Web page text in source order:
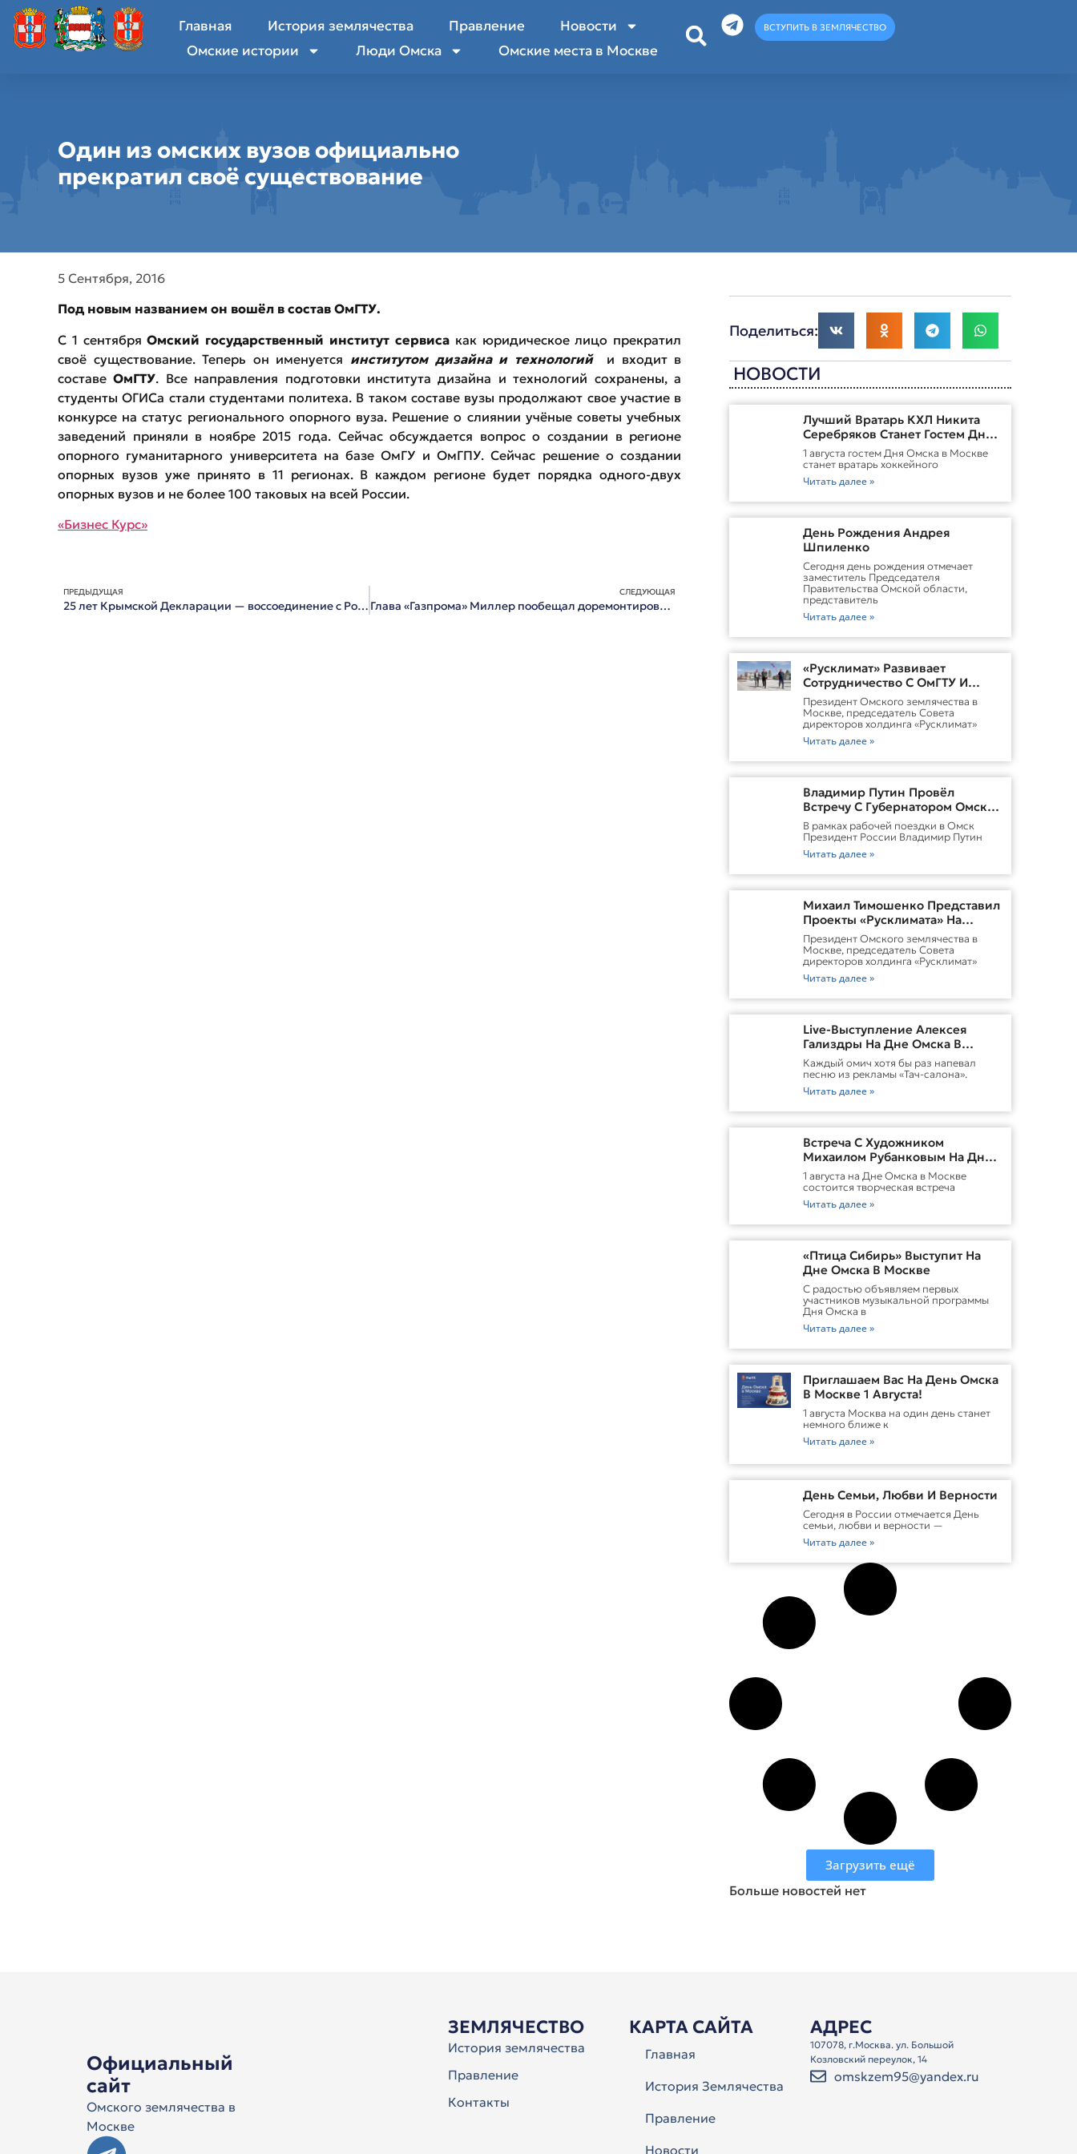
Главная История землячества Правление
Новости
Омские истории
Люди Омска Омские места в Москве
ВСТУПИТЬ В ЗЕМЛЯЧЕСТВО
Один из омских вузов официально
прекратил своё существование
5 Сентября, 2016
Под новым названием он вошёл в состав ОмГТУ.
С 1 сентябряОмский государственный институт сервисакак юридическое лицо прекратил
своё существование. Теперь он именуется институтом дизайна и технологийи входит в
составеОмГТУ. Все направления подготовки института дизайна и технологий сохранены, а
студенты ОГИСа стали студентами политеха. В таком составе вузы продолжают свое участие в
конкурсе на статус регионального опорного вуза. Решение о слиянии учёные советы учебных
заведений приняли в ноябре 2015 года. Сейчас обсуждается вопрос о создании в регионе
опорного гуманитарного университета на базе ОмГУ и ОмГПУ. Сейчас решение о создании
опорных вузов уже принято в 11 регионах. В каждом регионе будет порядка одного-двух
опорных вузов и не более 100 таковых на всей России.
«Бизнес Курс»
ПРЕДЫДУЩАЯ
25 лет Крымской Декларации — воссоединение с Россией началось в 1991 году
СЛЕДУЮЩАЯ
Глава «Газпрома» Миллер пообещал доремонтировать Любинский проспект до Ленинградского моста
Поделиться:
НОВОСТИ
Лучший Вратарь КХЛ Никита
Серебряков Станет Гостем Дня
Омска В Москве
1 августа гостем Дня Омска в Москве
станет вратарь хоккейного
Читать далее »
День Рождения Андрея
Шпиленко
Cегодня день рождения отмечает
заместитель Председателя
Правительства Омской области,
представитель
Читать далее »
«Русклимат» Развивает
Сотрудничество С ОмГТУ И
Участвует В Обновлении
Городской Среды Омска
Президент Омского землячества в
Москве, председатель Совета
директоров холдинга «Русклимат»
Читать далее »
Владимир Путин Провёл
Встречу С Губернатором Омской
Области Виталием
ХоценкоИсточник
В рамках рабочей поездки в Омск
Президент России Владимир Путин
Читать далее »
Михаил Тимошенко Представил
Проекты «Русклимата» На
Форуме России И Казахстана
Президент Омского землячества в
Москве, председатель Совета
директоров холдинга «Русклимат»
Читать далее »
Live-Выступление Алексея
Гализдры На Дне Омска В
Москве
Каждый омич хотя бы раз напевал
песню из рекламы «Тач-салона».
Читать далее »
Встреча С Художником
Михаилом Рубанковым На Дне
Омска В Москве
1 августа на Дне Омска в Москве
состоится творческая встреча
Читать далее »
«Птица Сибирь» Выступит На
Дне Омска В Москве
С радостью объявляем первых
участников музыкальной программы
Дня Омска в
Читать далее »
Приглашаем Вас На День Омска
В Москве 1 Августа!
1 августа Москва на один день станет
немного ближе к
Читать далее »
День Семьи, Любви И Верности
Сегодня в России отмечается День
семьи, любви и верности —
Читать далее »
Загрузить ещё
Больше новостей нет
Официальный
сайт
Омского землячества в
Москве
ЗЕМЛЯЧЕСТВО
История землячества
Правление
Контакты
КАРТА САЙТА
Главная
История Землячества
Правление
Новости
АДРЕС
107078, г.Москва. ул. Большой
Козловский переулок, 14
omskzem95@yandex.ru